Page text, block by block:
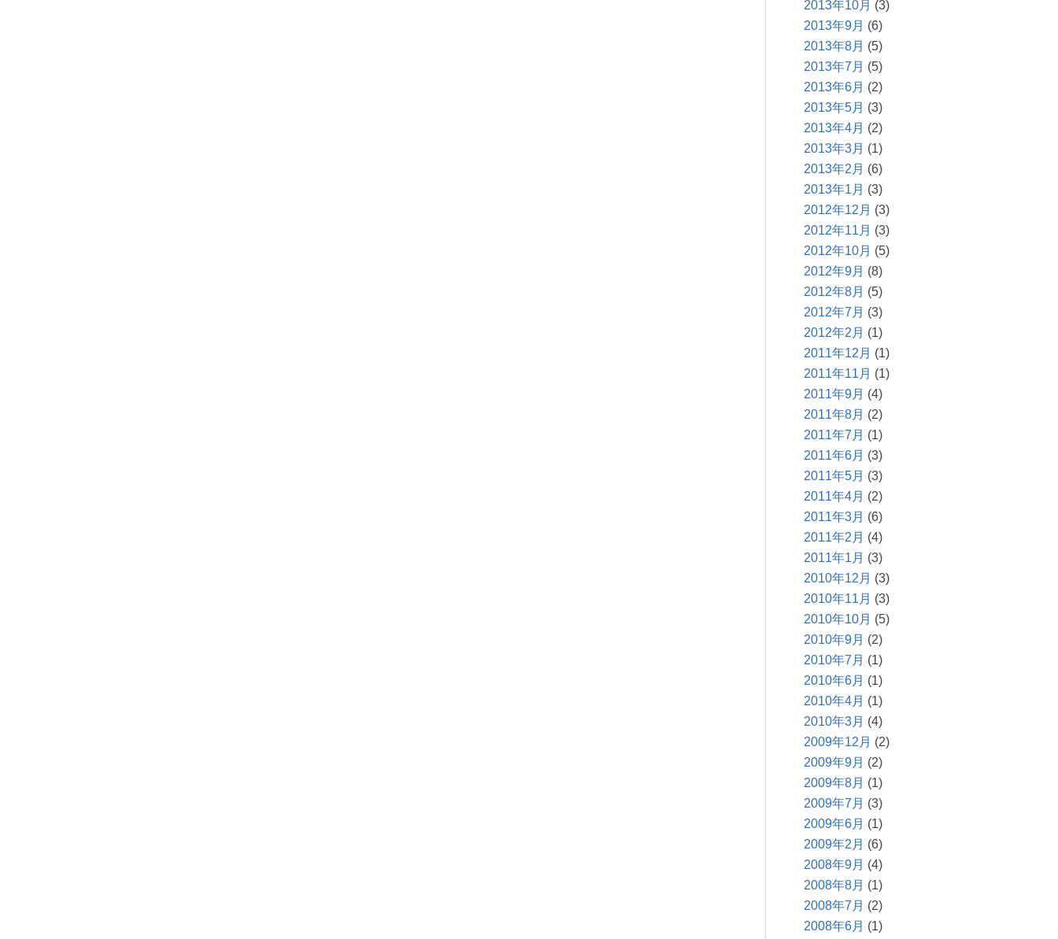
2013年10月 (3)
2013年9月 (6)
2013年8月 (5)
2013年7月 (5)
2013年6月 (2)
2013年5月 (3)
2013年4月 (2)
2013年3月 (1)
2013年2月 (6)
2013年1月 (3)
2012年12月 (3)
2012年11月 (3)
2012年10月 (5)
2012年9月 (8)
2012年8月 (5)
2012年7月 (3)
2012年2月 (1)
2011年12月 (1)
2011年11月 (1)
2011年9月 (4)
2011年8月 (2)
2011年7月 (1)
2011年6月 (3)
2011年5月 (3)
2011年4月 (2)
2011年3月 (6)
2011年2月 (4)
2011年1月 (3)
2010年12月 (3)
2010年11月 (3)
2010年10月 (5)
2010年9月 (2)
2010年7月 (1)
2010年6月 (1)
2010年4月 (1)
2010年3月 (4)
2009年12月 (2)
2009年9月 (2)
2009年8月 (1)
2009年7月 (3)
2009年6月 (1)
2009年2月 (6)
2008年9月 (4)
2008年8月 (1)
2008年7月 (2)
2008年6月 (1)